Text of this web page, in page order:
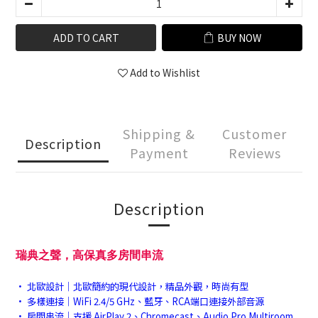
ADD TO CART BUY NOW
Add to Wishlist
Description
Shipping &
Payment
Customer
Reviews
Description
瑞典之聲，高保真多房間串流
• 北歐設計｜北歐簡約的現代設計，精品外觀，時尚有型
• 多樣連接｜WiFi 2.4/5 GHz、藍牙、RCA端口連接外部音源